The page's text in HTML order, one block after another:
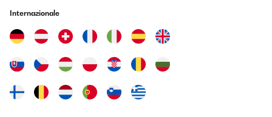
Hace un par de años nos regalaron una maquina de hielo de otra
marca y de menor capacidad (12kg). La teníamos 24h encendida
Internazionale